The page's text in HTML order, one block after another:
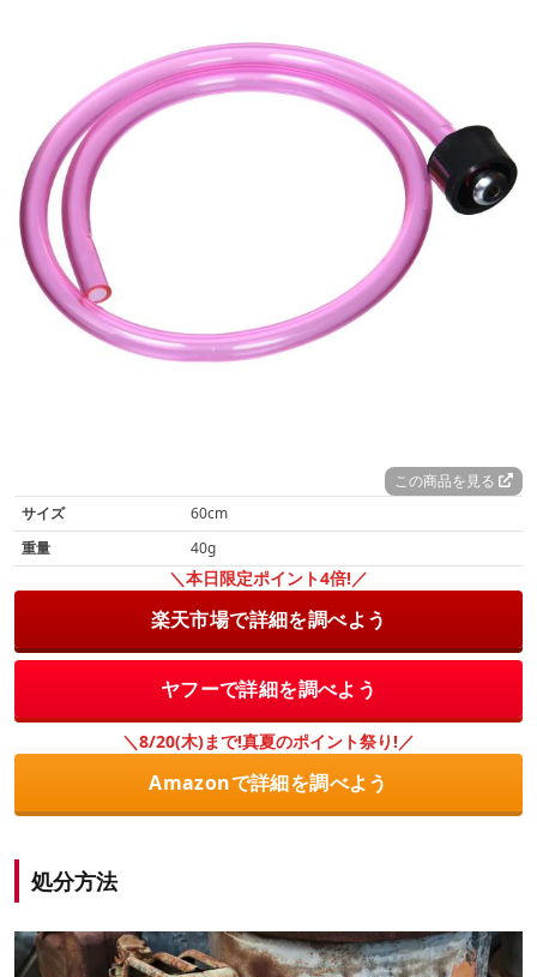
この商品を見る
サイズ
60cm
重量
40g
＼本日限定ポイント4倍!／
楽天市場で詳細を調べよう
ヤフーで詳細を調べよう
＼8/20(木)まで!真夏のポイント祭り!／
Amazonで詳細を調べよう
処分方法